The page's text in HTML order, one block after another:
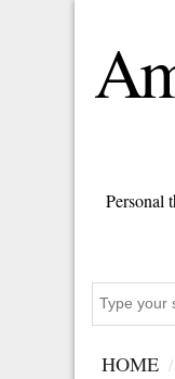
Personal
HOME